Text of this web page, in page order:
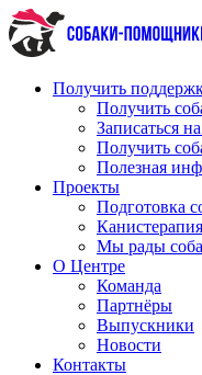
Перейти
к
содержимому
Получить
Получить
Записаться
Получить
Полезная
Проекты
Подготовка
Мы рады
О Центре
Команда
Партнёры
Выпускники
Новости
Контакты